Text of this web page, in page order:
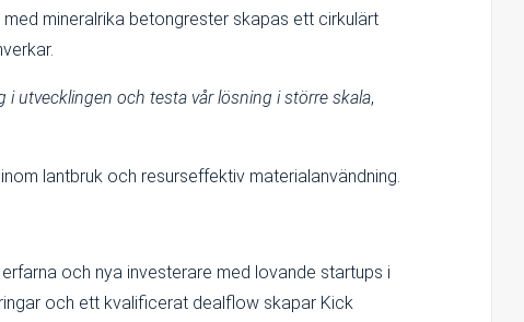
mineralrika betongrester skapas ett cirkulärt
utvecklingen och testa vår lösning i större skala,
lantbruk och resurseffektiv materialanvändning.
och nya investerare med lovande startups i
och ett kvalificerat dealflow skapar Kick